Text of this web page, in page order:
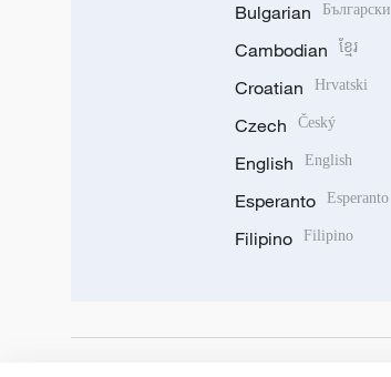
Bulgarian Български
Cambodian ខ្មែរ
Croatian Hrvatski
Czech Český
English English
Esperanto Esperanto
Filipino Filipino